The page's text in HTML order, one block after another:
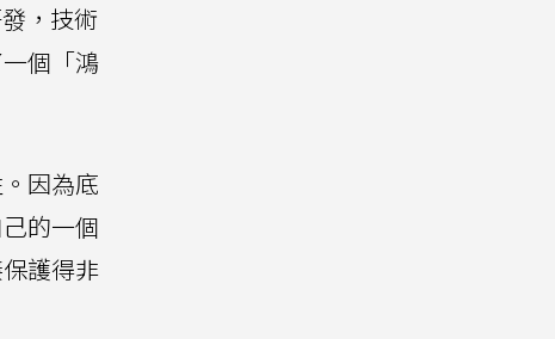
，技術
個「鴻
因為底
的一個
護得非